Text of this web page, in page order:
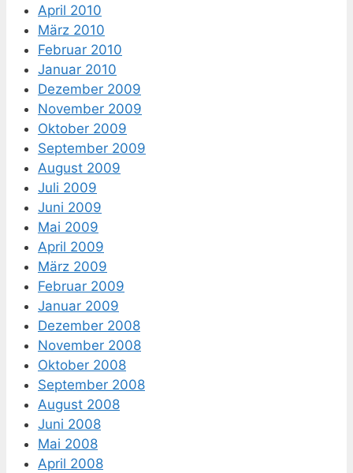
April 2010
März 2010
Februar 2010
Januar 2010
Dezember 2009
November 2009
Oktober 2009
September 2009
August 2009
Juli 2009
Juni 2009
Mai 2009
April 2009
März 2009
Februar 2009
Januar 2009
Dezember 2008
November 2008
Oktober 2008
September 2008
August 2008
Juni 2008
Mai 2008
April 2008